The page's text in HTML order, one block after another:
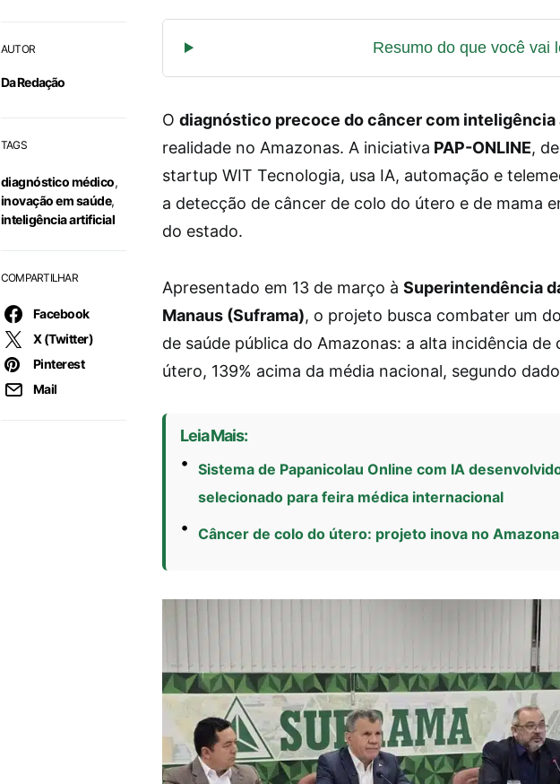
AUTOR
Da Redação
TAGS
diagnóstico médico,
inovação em saúde,
inteligência artificial
COMPARTILHAR
Facebook
X (Twitter)
Pinterest
Mail
O diagnóstico precoce do câncer com
realidade no Amazonas. A iniciativa PAP-ONLINE,
startup WIT Tecnologia, usa IA, automação e
a detecção de câncer de colo do útero e de mama
do estado.
Apresentado em 13 de março à Superintendência
Manaus (Suframa), o projeto busca combater um
de saúde pública do Amazonas: a alta incidência de
útero, 139% acima da média nacional, segundo
Leia Mais:
Sistema de Papanicolau Online com IA
selecionado para feira médica internacional
Câncer de colo do útero: projeto inova no